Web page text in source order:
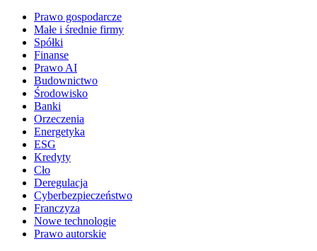
Prawo gospodarcze
Małe i średnie firmy
Spółki
Finanse
Prawo AI
Budownictwo
Środowisko
Banki
Orzeczenia
Energetyka
ESG
Kredyty
Cło
Deregulacja
Cyberbezpieczeństwo
Franczyza
Nowe technologie
Prawo autorskie